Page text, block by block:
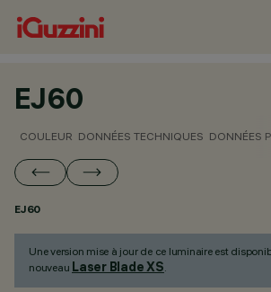
EJ60
COULEUR DONNÉES TECHNIQUES DONNÉES
EJ60
Une version mise à jour de ce luminaire est
nouveau Laser Blade XS.